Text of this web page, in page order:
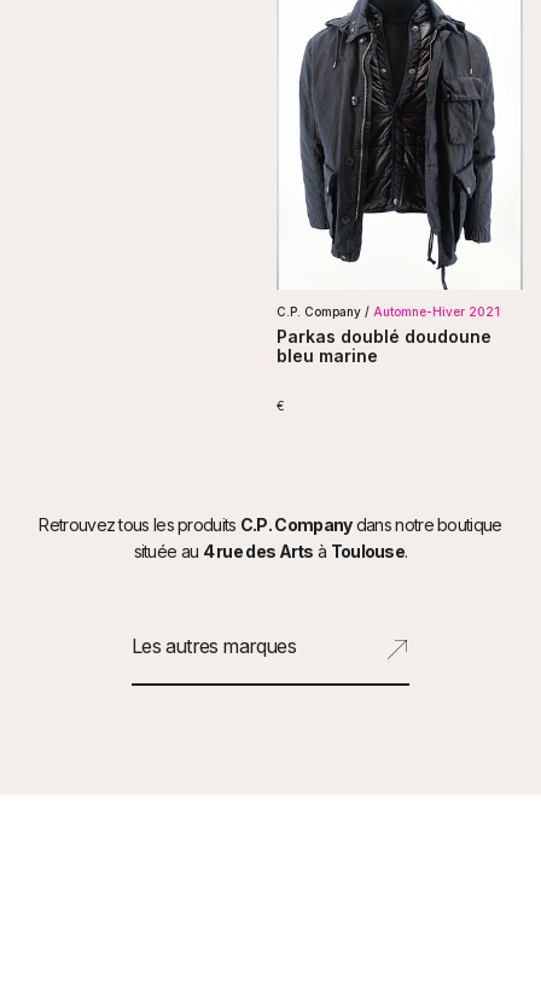
C.P. Company / Automne-Hiver 2021
Parkas doublé doudoune
bleu marine
€
Retrouvez tous les produits C.P. Companydans notre boutique
située au 4 rue des Arts à Toulouse.